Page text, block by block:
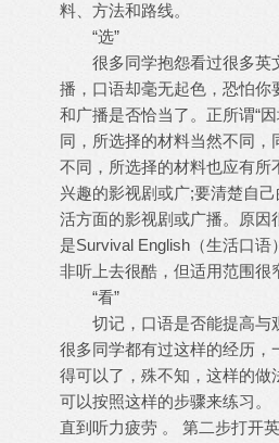
料、方法和路线。
“选”
很多同学抱怨看过很多英
播，口语却毫无起色，恐怕
和广播是否恰当了。正所谓“
同，所选择的材料当然不同
不同，所选择的材料也应有所
兴趣的影视剧或广;要清楚自
活方面的影视剧或广播。原因
是Survival English（生活口
非听上去很酷，但适用范围很
“看”
切记，口语是否能提高与
很多同学都有过这样的经历，
得可以了，殊不知，这样的
可以按照这样的步骤来练习。
直到听力疲劳 。 第二步打开